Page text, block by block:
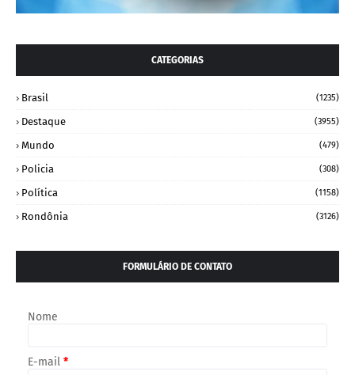
CATEGORIAS
Brasil (1235)
Destaque (3955)
Mundo (479)
Policia (308)
Política (1158)
Rondônia (3126)
FORMULÁRIO DE CONTATO
Nome
E-mail *